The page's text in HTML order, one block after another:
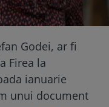
Godei, ar fi
Firea la
ianuarie
unui document